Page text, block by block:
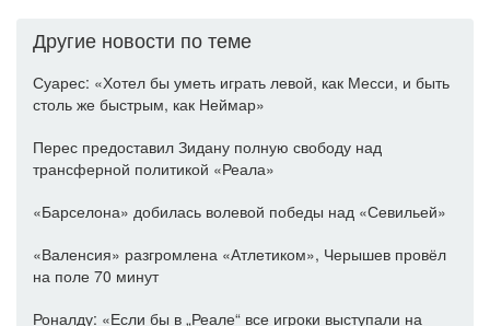
Другие новости по теме
Суарес: «Хотел бы уметь играть левой, как Месси, и быть
столь же быстрым, как Неймар»
Перес предоставил Зидану полную свободу над
трансферной политикой «Реала»
«Барселона» добилась волевой победы над «Севильей»
«Валенсия» разгромлена «Атлетиком», Черышев провёл
на поле 70 минут
Роналду: «Если бы в „Реале“ все игроки выступали на